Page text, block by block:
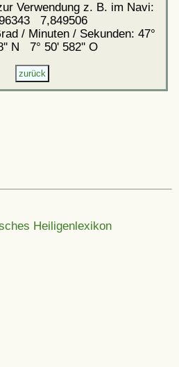
Verwendung z. B. im Navi:
7,849506
/ Minuten / Sekunden: 47°
N 7° 50' 582'' O
Heiligenlexikon